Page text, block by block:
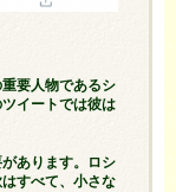
要人物であるシ
イートでは彼は
あります。ロシ
すべて、小さな